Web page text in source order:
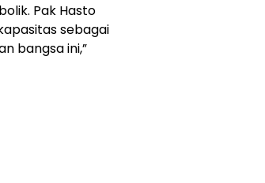
Pak Hasto
sebagai
bangsa ini,”